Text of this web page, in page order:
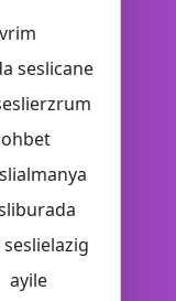
🎤
seslicane
ayile